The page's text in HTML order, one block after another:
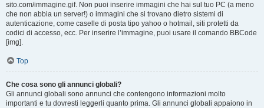
sito.com/immagine.gif. Non puoi inserire immagini che hai sul tuo PC (a meno
che non abbia un server!) o immagini che si trovano dietro sistemi di
autenticazione, come caselle di posta tipo yahoo o hotmail, siti protetti da
codici di accesso, ecc. Per inserire l’immagine, puoi usare il comando BBCode
[img].
Top
Che cosa sono gli annunci globali?
Gli annunci globali sono annunci che contengono informazioni molto
importanti e tu dovresti leggerli quanto prima. Gli annunci globali appaiono in